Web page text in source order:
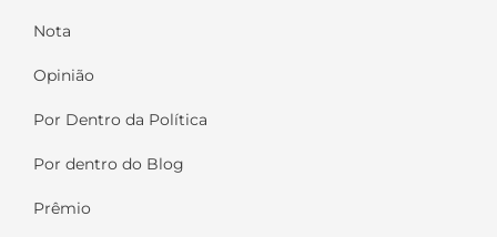
Nota
Opinião
Por Dentro da Política
Por dentro do Blog
Prêmio